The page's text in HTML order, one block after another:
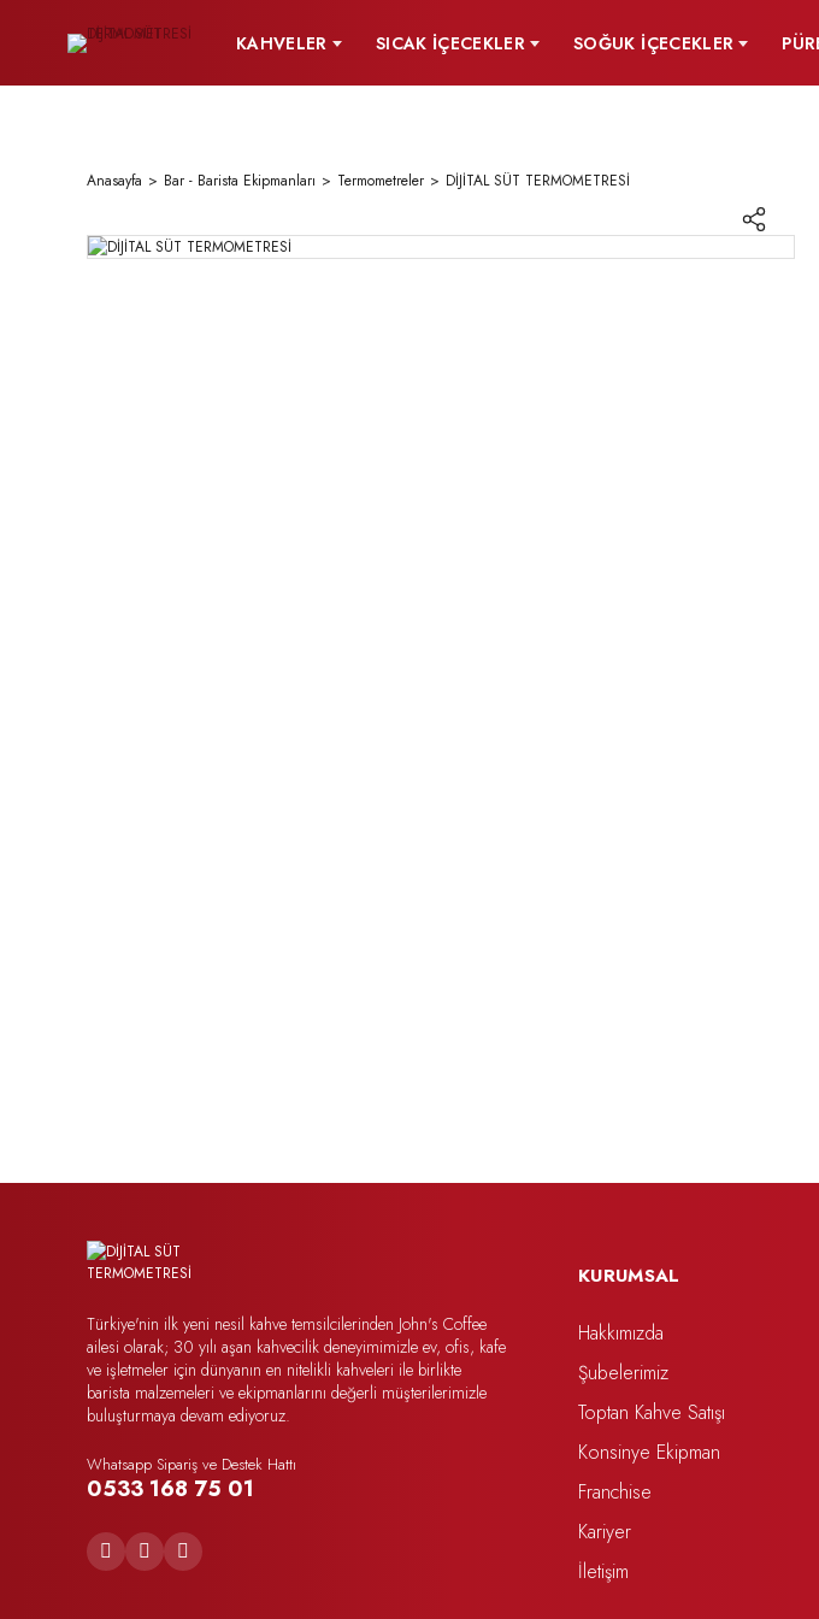
KAHVELER SICAK İÇECEKLER SOĞUK İÇECEKLER
Anasayfa Bar - Barista Ekipmanları Termometreler DİJİTAL SÜT TERMOMETRESİ
Türkiye'nin ilk yeni nesil kahve temsilcilerinden John's Coffee
ailesi olarak; 30 yılı aşan kahvecilik deneyimimizle ev, ofis, kafe
ve işletmeler için dünyanın en nitelikli kahveleri ile birlikte
barista malzemeleri ve ekipmanlarını değerli müşterilerimizle
buluşturmaya devam ediyoruz.
Whatsapp Sipariş ve Destek Hattı
0533 168 75 01
KURUMSAL
Hakkımızda
Şubelerimiz
Toptan Kahve Satışı
Konsinye Ekipman
Franchise
Kariyer
İletişim